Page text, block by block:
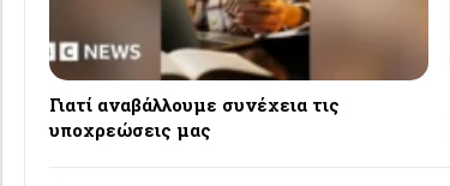
Γιατί αναβάλλουμε συνέχεια τις
υποχρεώσεις μας